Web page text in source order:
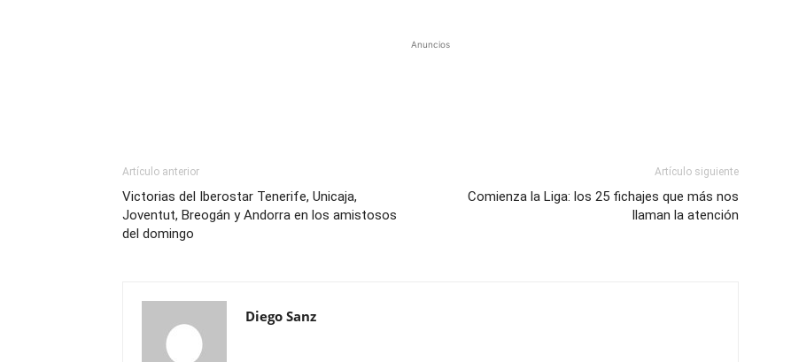
Anuncios
Artículo anterior
Victorias del Iberostar Tenerife, Unicaja,
Joventut, Breogán y Andorra en los amistosos
del domingo
Artículo siguiente
Comienza la Liga: los 25 fichajes que más nos
llaman la atención
Diego Sanz